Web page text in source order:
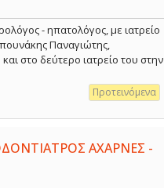
- ηπατολόγος, με ιατρείο
Παναγιώτης,
στο δεύτερο ιατρείο του στην
Προτεινόμενα
ΑΧΑΡΝΕΣ -